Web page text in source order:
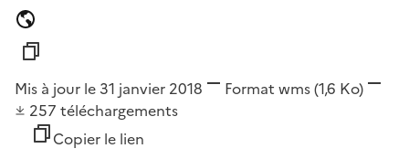
Mis à jour le 31 janvier 2018 Format wms(1,6 Ko)
257 téléchargements
Copier le lien